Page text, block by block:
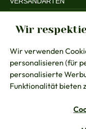
RECHTLICHES
BERATUNG
KONTAKT
Vertrag widerrufen
Wir
Wir verwenden
personalisieren (für
personalisierte
Funktionalität bieten